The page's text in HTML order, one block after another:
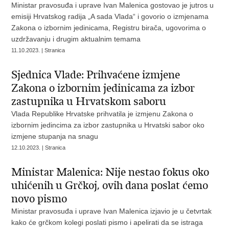
Ministar pravosuđa i uprave Ivan Malenica gostovao je jutros u
emisiji Hrvatskog radija „A sada Vlada“ i govorio o izmjenama
Zakona o izbornim jedinicama, Registru birača, ugovorima o
uzdržavanju i drugim aktualnim temama
11.10.2023. | Stranica
Sjednica Vlade: Prihvaćene izmjene
Zakona o izbornim jedinicama za izbor
zastupnika u Hrvatskom saboru
Vlada Republike Hrvatske prihvatila je izmjenu Zakona o
izbornim jedincima za izbor zastupnika u Hrvatski sabor oko
izmjene stupanja na snagu
12.10.2023. | Stranica
Ministar Malenica: Nije nestao fokus oko
uhićenih u Grčkoj, ovih dana poslat ćemo
novo pismo
Ministar pravosuđa i uprave Ivan Malenica izjavio je u četvrtak
kako će grčkom kolegi poslati pismo i apelirati da se istraga